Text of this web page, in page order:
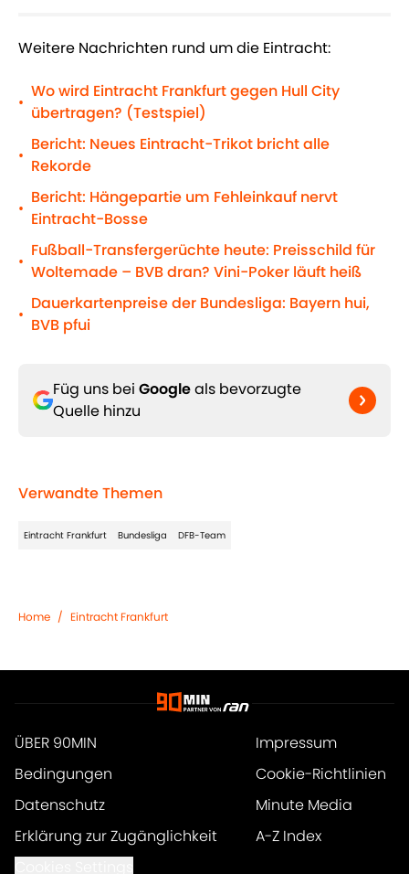
Weitere Nachrichten rund um die Eintracht:
•
Wo wird Eintracht Frankfurt gegen Hull City
übertragen? (Testspiel)
•
Bericht: Neues Eintracht-Trikot bricht alle
Rekorde
•
Bericht: Hängepartie um Fehleinkauf nervt
Eintracht-Bosse
•
Fußball-Transfergerüchte heute: Preisschild für
Woltemade – BVB dran? Vini-Poker läuft heiß
•
Dauerkartenpreise der Bundesliga: Bayern hui,
BVB pfui
Füg uns bei Googleals bevorzugte
Quelle hinzu
Verwandte Themen
Eintracht Frankfurt Bundesliga DFB-Team
Home / Eintracht Frankfurt
ÜBER 90MIN
Impressum
Bedingungen
Cookie-Richtlinien
Datenschutz
Minute Media
Erklärung zur Zugänglichkeit
A-Z Index